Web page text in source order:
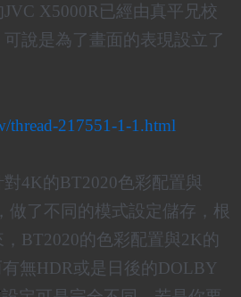
X5000R已經由真平兄校
說是為了畫面的表現設立了
thread-217551-1-1.html
4K的BT2020色彩配置與
做了不同的模式設定儲存，根
BT2020的色彩配置與2K的
無HDR或是日後的DOLBY